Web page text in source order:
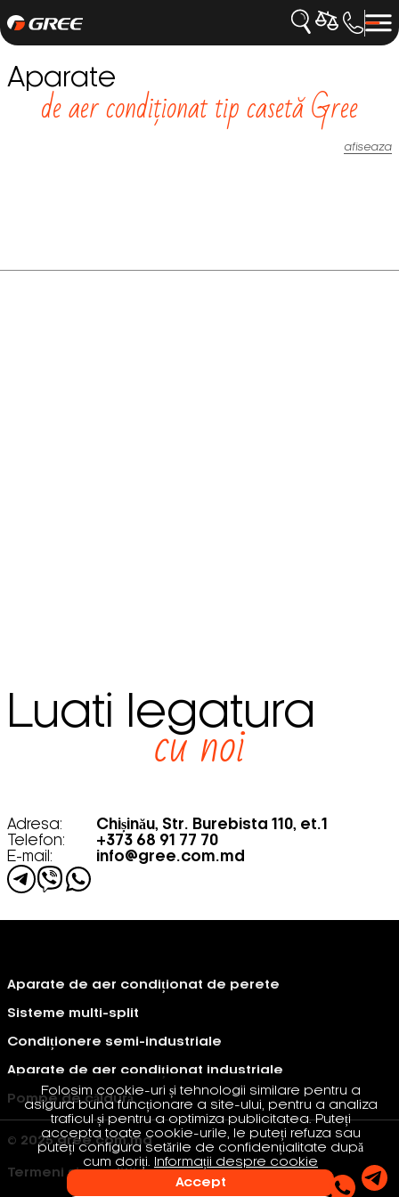
Aparate
de aer condiționat tip casetă Gree
afiseaza
Luati legatura
cu noi
Adresa:
Chișinău, Str. Burebista 110, et.1
Telefon:
+373 68 91 77 70
E-mail:
info@gree.com.md
Aparate de aer condiționat de perete
Sisteme multi-split
Condiționere semi-industriale
Aparate de aer condiționat industriale
Pompe de căldură
© 2025 gree.com.md
Termeni si conditii
Folosim cookie-uri și tehnologii similare pentru a
asigura buna funcționare a site-ului, pentru a analiza
traficul și pentru a optimiza publicitatea. Puteți
accepta toate cookie-urile, le puteți refuza sau
puteți configura setările de confidențialitate după
cum doriți.
Informații despre cookie
Accept